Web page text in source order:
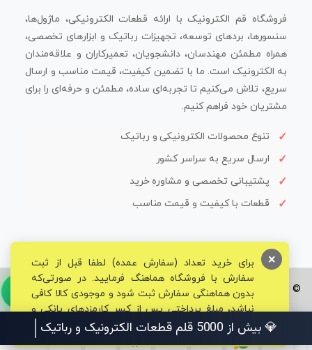
فروشگاه قم الکترونیک با ارائه قطعات الکترونیکی، ماژول‌ها،
سنسورها، بردهای توسعه، تجهیزات رباتیک و ابزارهای تخصصی،
همراه مطمئن مهندسان، دانشجویان، تعمیرکاران و علاقه‌مندان
به الکترونیک است. ما با تضمین کیفیت، قیمت مناسب و ارسال
سریع، تلاش می‌کنیم تا تجربه‌ای ساده، مطمئن و حرفه‌ای را برای
مشتریان خود فراهم کنیم.
تنوع محصولات الکترونیکی و رباتیک
ارسال سریع به سراسر کشور
پشتیبانی تخصصی و مشاوره خرید
قطعات با کیفیت و قیمت مناسب
© تمامی حقوق برای فروشگاه تخصصی قم الکترونیک محفوظ می‌باشد.
برای خرید تعداد (سفارش عمده) لطفا قبل از ثبت
سفارش با فروشگاه هماهنگ فرمایید. در صورتی‌که
بدون هماهنگی سفارش ثبت شود و موجودی کالا کافی
نباشد، مبلغ پرداختی پس از کسر کارمزدهای بانکی و
مالیاتی به حساب شما بازگشت داده خواهد شد.
×
💎 بیش از 5000 قلم قطعات الکترونیک و رباتیک